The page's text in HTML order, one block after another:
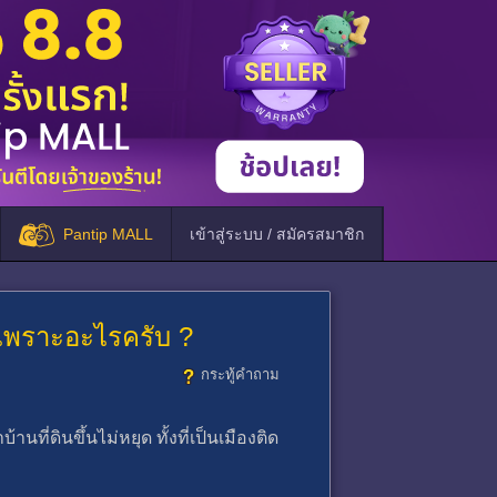
Pantip MALL เข้าสู่ระบบ / สมัครสมาชิก
ราะอะไรครับ ?
กระทู้คำถาม
านที่ดินขึ้นไม่หยุด ทั้งที่เป็นเมืองติด